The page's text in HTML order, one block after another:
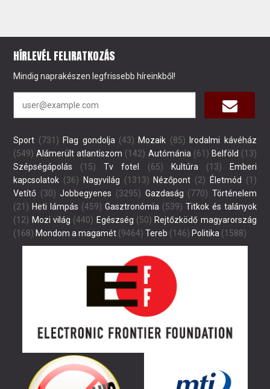
HÍRLEVÉL FELIRATKOZÁS
Mindig naprakészen legfrissebb híreinkből!
Sport (731) Flag gondolja (43) Mozaik (85) Irodalmi kávéház
(549) Alámerült atlantiszom (142) Autómánia (61) Belföld (13)
Szépségápolás (15) Tv fotel (65) Kultúra (13)
Emberi
kapcsolatok (36) Nagyvilág (1313) Nézőpont (2) Életmód (1)
Vetítő (30) Jobbegyenes (3295) Gazdaság (770) Történelem
(21) Heti lámpás (459) Gasztronómia (539) Titkok és talányok
(12) Mozi világ (440) Egészség (50) Rejtőzködő magyarország
(168) Mondom a magamét (9464) Tereb (146) Politika (1588)